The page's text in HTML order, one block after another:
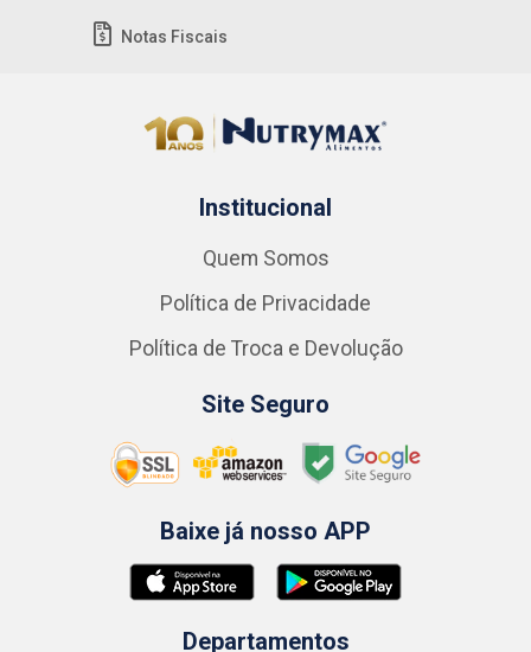
Notas Fiscais
Institucional
Quem Somos
Política de Privacidade
Política de Troca e Devolução
Site Seguro
Baixe já nosso APP
Departamentos